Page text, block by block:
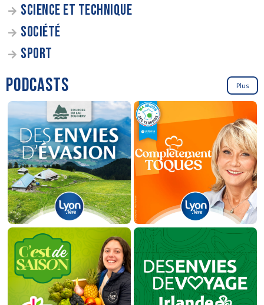
SCIENCE ET TECHNIQUE
SOCIÉTÉ
SPORT
PODCASTS Plus